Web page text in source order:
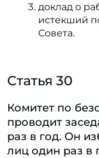
доклад о
истекший
Совета.
Статья 30
Комитет по
проводит
раз в год. Он
лиц один раз в